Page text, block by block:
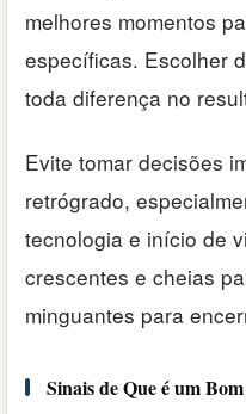
melhores momentos
específicas. Escolher
toda diferença no
Evite tomar decisões
retrógrado,
tecnologia e início de
crescentes e cheias
minguantes para
Sinais de Que é um